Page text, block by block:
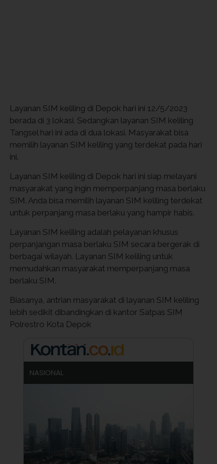
Layanan SIM keliling di Depok hari ini 12/5/2023
berada di 3 lokasi. Sedangkan layanan SIM keliling
Tangsel hari ini ada di dua lokasi. Masyarakat bisa
memilih layanan SIM keliling yang terdekat pada hari
ini.
Layanan SIM keliling di Depok hari ini siap melayani
masyarakat yang ingin memperpanjang masa berlaku
SIM. Anda bisa memilih layanan SIM keliling terdekat
untuk perpanjang masa berlaku yang hampir habis.
Layanan SIM keliling adalah pelayanan khusus
perpanjangan masa berlaku SIM secara bergerak di
berbagai wilayah. Layanan SIM keliling untuk
memudahkan masyarakat memperpanjang masa
berlaku SIM.
Biasanya, antrian masyarakat di layanan SIM keliling
lebih sedikit dibandingkan di kantor Satpas SIM
Polrestro Kota Depok
NASIONAL